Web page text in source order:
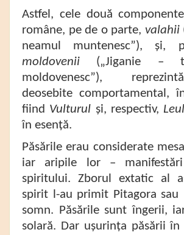
Astfel, cele două
române, pe de o parte, valahii
neamul muntenesc”), și,
moldovenii („Jiganie –
moldovenesc”),
deosebite comportamental,
fiind Vulturul și, respectiv, Leul
în esență.
Păsările erau considerate
iar aripile lor –
spiritului. Zborul extatic al
spirit l-au primit Pitagora sau
somn. Păsările sunt îngerii,
solară. Dar ușurința păsării în